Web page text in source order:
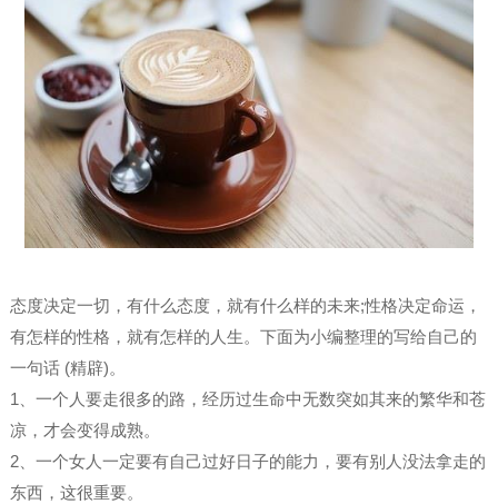
态度决定一切，有什么态度，就有什么样的未来;性格决定命运，
有怎样的性格，就有怎样的人生。下面为小编整理的写给自己的
一句话 (精辟)。
1、一个人要走很多的路，经历过生命中无数突如其来的繁华和苍
凉，才会变得成熟。
2、一个女人一定要有自己过好日子的能力，要有别人没法拿走的
东西，这很重要。